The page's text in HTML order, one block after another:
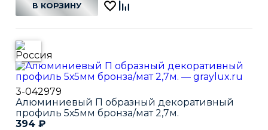
В КОРЗИНУ
3-042979
Алюминиевый П образный декоративный
профиль 5х5мм бронза/мат 2,7м.
394 ₽